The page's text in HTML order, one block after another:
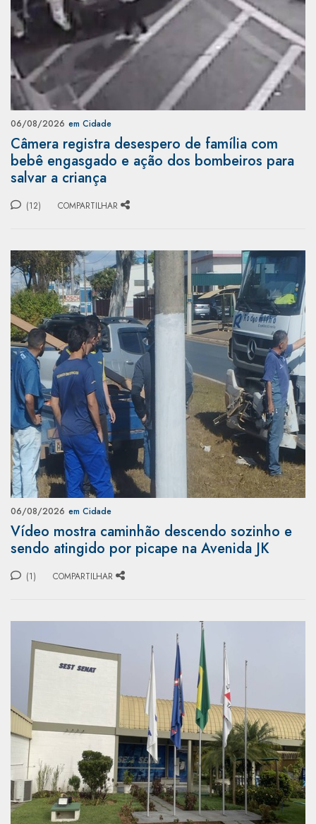
06/08/2026 em Cidade
Câmera registra desespero de família com
bebê engasgado e ação dos bombeiros para
salvar a criança
(12) COMPARTILHAR
06/08/2026 em Cidade
Vídeo mostra caminhão descendo sozinho e
sendo atingido por picape na Avenida JK
(1) COMPARTILHAR